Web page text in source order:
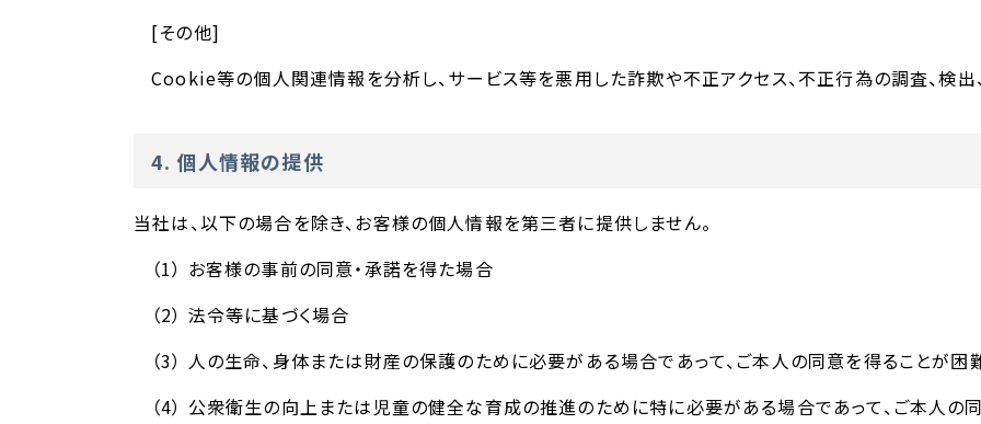
[その他]
Cookie等の個人関連情報を分析し、サービス等を悪用した詐欺や不正アクセス、不正行為の調査、検
4. 個人情報の提供
当社は、以下の場合を除き、お客様の個人情報を第三者に提供しません。
（1） お客様の事前の同意・承諾を得た場合
（2） 法令等に基づく場合
（3） 人の生命、身体または財産の保護のために必要がある場合であって、ご本人の同意を得ることが困
（4） 公衆衛生の向上または児童の健全な育成の推進のために特に必要がある場合であって、ご本人の